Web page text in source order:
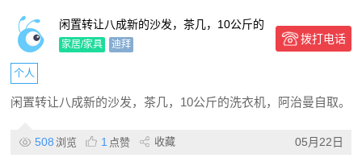
闲置转让八成新的沙发，茶几，10公斤的
洗衣机，阿治曼自取
家居/家具 迪拜 拨打电话
个人
闲置转让八成新的沙发，茶几，10公斤的洗衣机，阿治曼自取。
508 浏览 1 点赞 收藏 05月22日